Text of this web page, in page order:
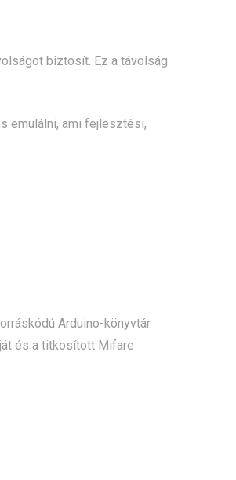
biztosít. Ez a távolság
emulálni, ami fejlesztési,
Arduino-könyvtár
és a titkosított Mifare